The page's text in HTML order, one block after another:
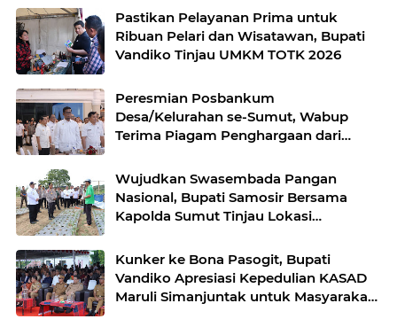
Pastikan Pelayanan Prima untuk
Ribuan Pelari dan Wisatawan, Bupati
Vandiko Tinjau UMKM TOTK 2026
Peresmian Posbankum
Desa/Kelurahan se-Sumut, Wabup
Terima Piagam Penghargaan dari
Wujudkan Swasembada Pangan
Nasional, Bupati Samosir Bersama
Kapolda Sumut Tinjau Lokasi
Kecamatan Simanindo
Kunker ke Bona Pasogit, Bupati
Vandiko Apresiasi Kepedulian KASAD
Maruli Simanjuntak untuk Masyarakat